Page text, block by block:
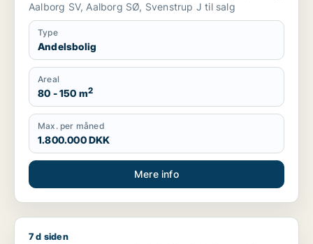
Aalborg SV, Aalborg SØ, Svenstrup J til salg
Type
Andelsbolig
Areal
80 - 150 m2
Max. per måned
1.800.000 DKK
Mere info
Camilla søger andelsbolig i Aalborg Øst
7 d siden